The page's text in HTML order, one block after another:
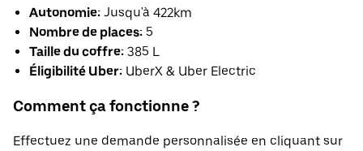
Autonomie: Jusqu'à 422km
Nombre de places: 5
Taille du coffre: 385 L
Éligibilité Uber: UberX & Uber Electric
Comment ça fonctionne ?
Effectuez une demande personnalisée en cliquant sur